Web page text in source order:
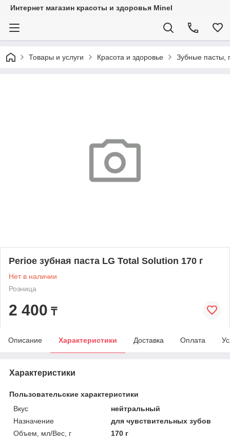
Интернет магазин красоты и здоровья Minel
Товары и услуги Красота и здоровье Зубные пасты,
Perioe зубная паста LG Total Solution 170 г
Нет в наличии
Розница
2 400 ₸
Описание Характеристики Доставка Оплата
Характеристики
Пользовательские характеристики
Вкус
нейтральный
Назначение
для чувствительных зубов
Объем, мл/Вес, г
170 г